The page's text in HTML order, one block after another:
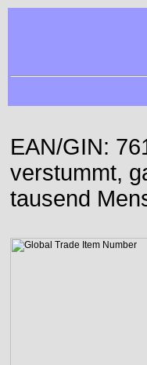
EAN/GIN:
verstummt,
tausend